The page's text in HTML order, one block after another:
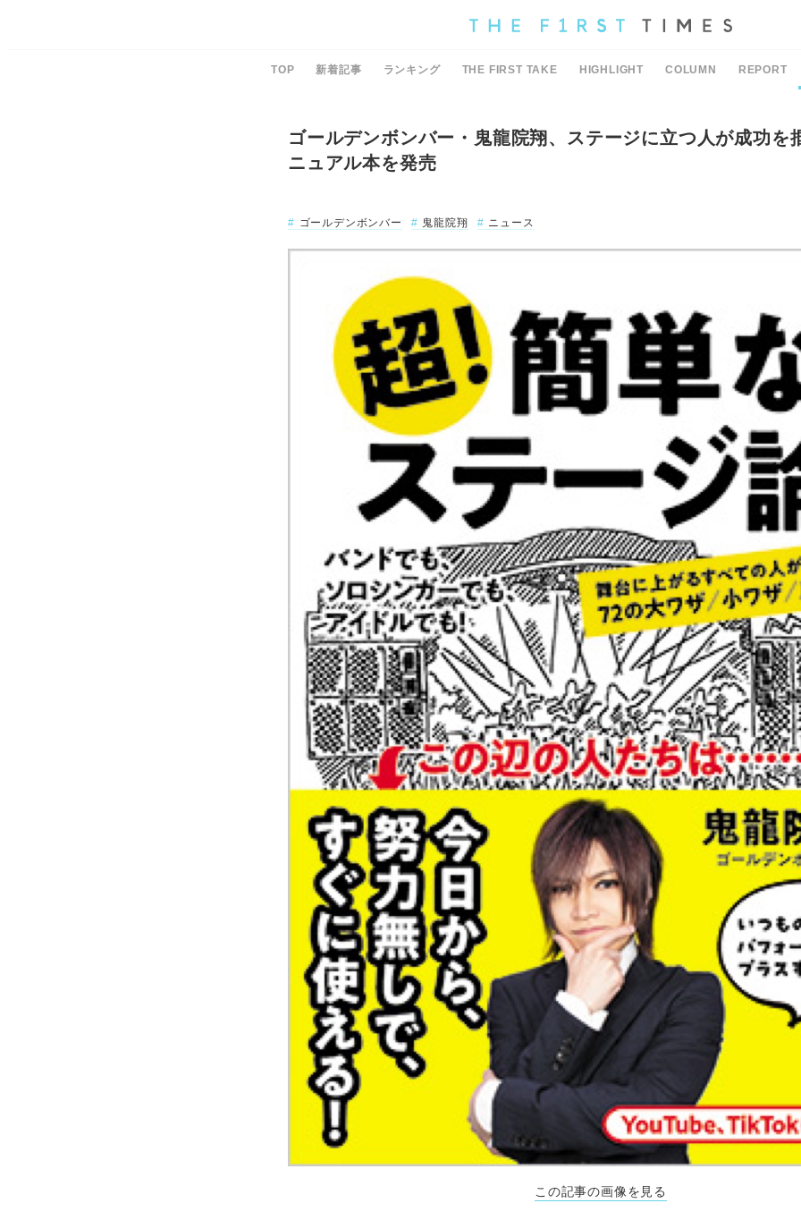
TOP 新着記事 ランキング THE FIRST TAKE HIGHLIGHT COLUMN REPORT
ゴールデンボンバー・鬼龍院翔、ステージに立つ人が成功を
ニュアル本を発売
ゴールデンボンバー
鬼龍院翔 ニュース
この記事の画像を見る